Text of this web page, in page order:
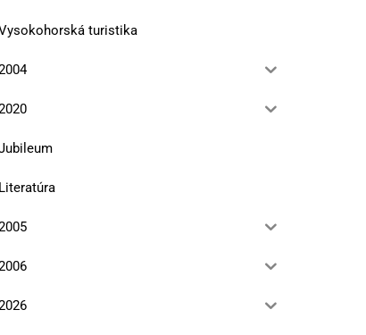
turistika
Literatúra